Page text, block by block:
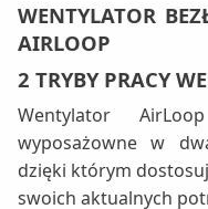
WENTYLATOR
AIRLOOP
2 TRYBY PRACY
Wentylator
wyposażowne w
dzięki którym
swoich aktualnych